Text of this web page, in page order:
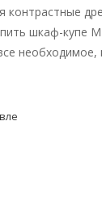
шкаф-купе